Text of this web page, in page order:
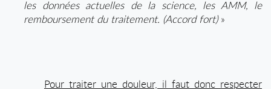
les données actuelles de la science, les AMM, le
remboursement du traitement. (Accord fort)»
Pour traiter une douleur, il faut donc respecter